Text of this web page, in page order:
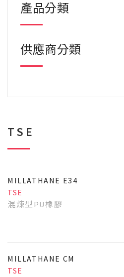
產品分類
供應商分類
TSE
MILLATHANE E34
TSE
混煉型PU橡膠
MILLATHANE CM
TSE